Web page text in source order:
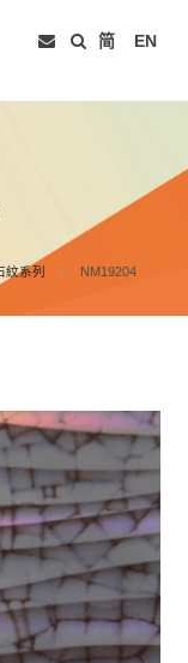
EN
简
紋系列 NM19204